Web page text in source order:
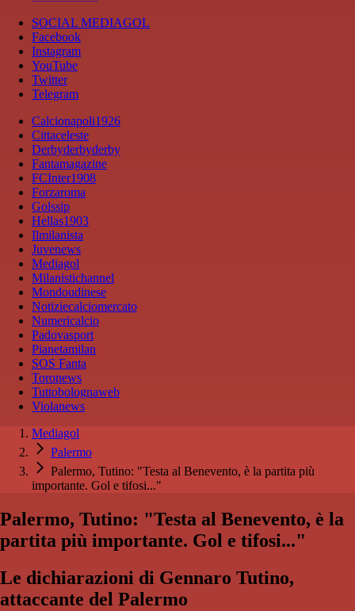
SOCIAL MEDIAGOL
Facebook
Instagram
YouTube
Twitter
Telegram
Calcionapoli1926
Cittaceleste
Derbyderbyderby
Fantamagazine
FCInter1908
Forzaroma
Golssip
Hellas1903
Ilmilanista
Juvenews
Mediagol
Milanistichannel
Mondoudinese
Notiziecalciomercato
Numericalcio
Padovasport
Pianetamilan
SOS Fanta
Toronews
Tuttobolognaweb
Violanews
Mediagol
Palermo
Palermo, Tutino: "Testa al Benevento, è la partita più
importante. Gol e tifosi..."
Palermo, Tutino: "Testa al Benevento, è la
partita più importante. Gol e tifosi..."
Le dichiarazioni di Gennaro Tutino,
attaccante del Palermo